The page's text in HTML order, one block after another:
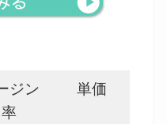
ジン
率
単価